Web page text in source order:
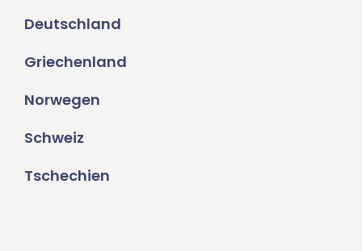
Deutschland
Griechenland
Norwegen
Schweiz
Tschechien